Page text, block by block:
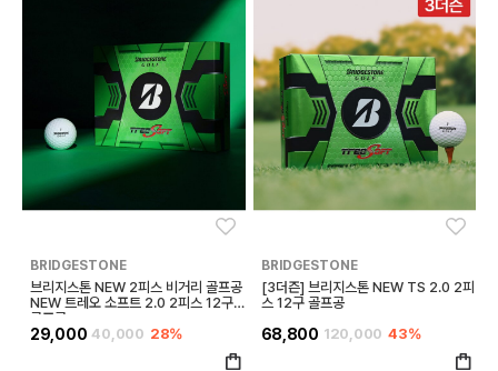
BRIDGESTONE
브리지스톤 NEW 2피스 비거리 골프공
NEW 트레오 소프트 2.0 2피스 12구
골프공
29,000 40,000 28%
BRIDGESTONE
[3더즌] 브리지스톤 NEW TS 2.0 2피
스 12구 골프공
68,800 120,000 43%